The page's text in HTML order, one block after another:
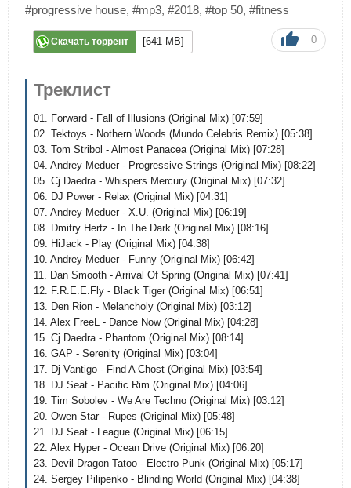
#progressive house, #mp3, #2018, #top 50, #fitness
Скачать торрент [641 MB] 0
Треклист
01. Forward - Fall of Illusions (Original Mix) [07:59]
02. Tektoys - Nothern Woods (Mundo Celebris Remix) [05:38]
03. Tom Stribol - Almost Panacea (Original Mix) [07:28]
04. Andrey Meduer - Progressive Strіngs (Original Mix) [08:22]
05. Cj Daedra - Whispers Mercury (Original Mix) [07:32]
06. DJ Power - Relax (Original Mix) [04:31]
07. Andrey Meduer - X.U. (Original Mix) [06:19]
08. Dmitry Hertz - In The Dark (Original Mix) [08:16]
09. HiJack - Play (Original Mix) [04:38]
10. Andrey Meduer - Funny (Original Mix) [06:42]
11. Dan Smooth - Arrival Of Spring (Original Mix) [07:41]
12. F.R.E.E.Fly - Black Tiger (Original Mix) [06:51]
13. Den Rion - Melancholy (Original Mix) [03:12]
14. Alex FreeL - Dance Now (Original Mix) [04:28]
15. Cj Daedra - Phantom (Original Mix) [08:14]
16. GAP - Serenity (Original Mix) [03:04]
17. Dj Vantigo - Find A Chost (Original Mix) [03:54]
18. DJ Seat - Pacific Rim (Original Mix) [04:06]
19. Tim Sobolev - We Are Techno (Original Mix) [03:12]
20. Owen Star - Rupes (Original Mix) [05:48]
21. DJ Seat - League (Original Mix) [06:15]
22. Alex Hyper - Ocean Drive (Original Mix) [06:20]
23. Devil Dragon Tatoo - Electro Punk (Original Mix) [05:17]
24. Sergey Pilipenko - Blinding World (Original Mix) [04:38]